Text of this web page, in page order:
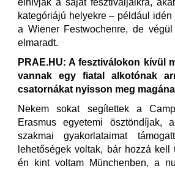
kategóriájú helyekre – például idén
a Wiener Festwochenre, de
elmaradt.
PRAE.HU: A fesztiválokon kívül
vannak egy fiatal alkotónak
csatornákat nyisson meg
Nekem sokat segítettek a
Erasmus egyetemi ösztöndíjak,
szakmai gyakorlataimat
lehetőségek voltak, bár hozzá kell
én kint voltam Münchenben, a